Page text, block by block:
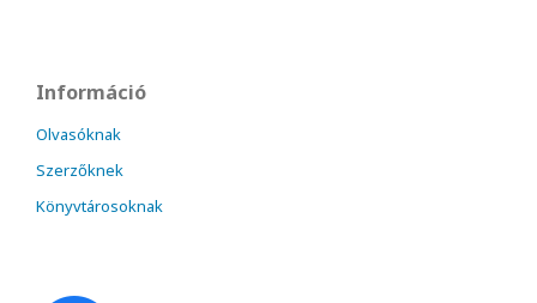
Információ
Olvasóknak
Szerzőknek
Könyvtárosoknak